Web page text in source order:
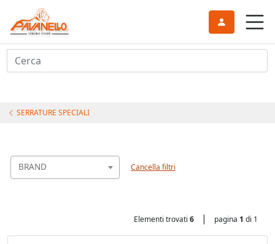
Cerca
SERRATURE SPECIALI
BRAND Cancella filtri
Elementi trovati 6 | pagina 1 di 1